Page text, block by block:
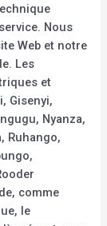
Nous
Web et notre
Les
et
Gisenyi,
Nyanza,
Ruhango,
comme
le